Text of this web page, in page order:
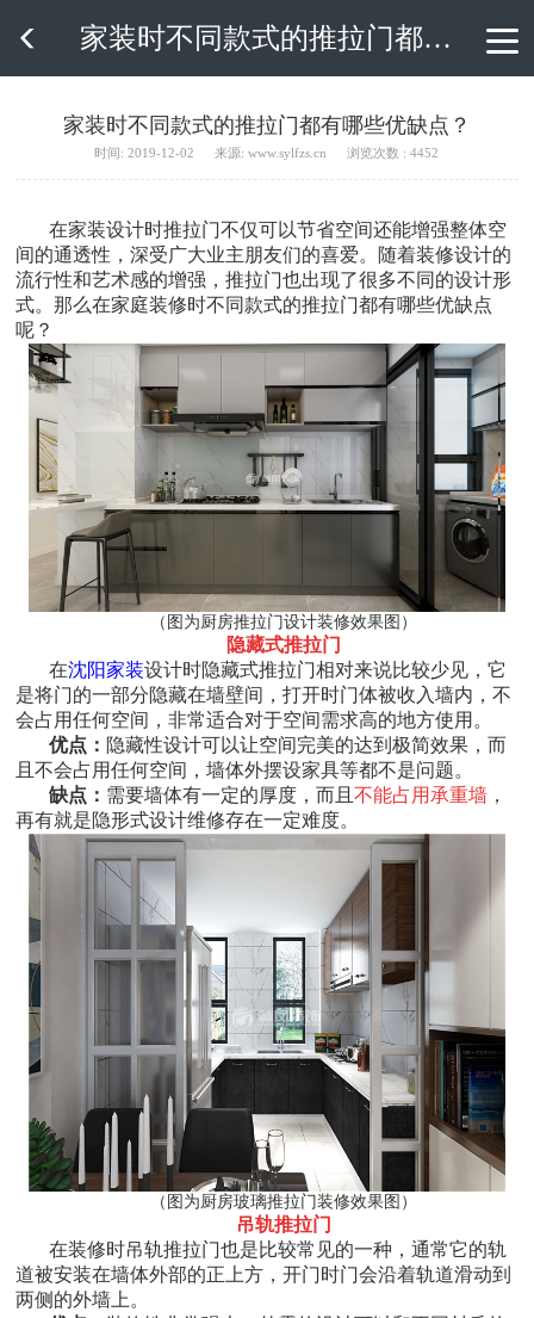
 家装时不同款式的推拉门都有哪些优缺点？
家装时不同款式的推拉门都有哪些优缺点？
时间: 2019-12-02 来源: www.sylfzs.cn 浏览次数 : 4452
在家装设计时推拉门不仅可以节省空间还能增强整体空
间的通透性，深受广大业主朋友们的喜爱。随着装修设计的
流行性和艺术感的增强，推拉门也出现了很多不同的设计形
式。那么在家庭装修时不同款式的推拉门都有哪些优缺点
呢？
（图为厨房推拉门设计装修效果图）
隐藏式推拉门
在沈阳家装设计时隐藏式推拉门相对来说比较少见，它
是将门的一部分隐藏在墙壁间，打开时门体被收入墙内，不
会占用任何空间，非常适合对于空间需求高的地方使用。
优点： 隐藏性设计可以让空间完美的达到极简效果，而
且不会占用任何空间，墙体外摆设家具等都不是问题。
缺点： 需要墙体有一定的厚度，而且不能占用承重墙 ，
再有就是隐形式设计维修存在一定难度。
（图为厨房玻璃推拉门装修效果图）
吊轨推拉门
在装修时吊轨推拉门也是比较常见的一种，通常它的轨
道被安装在墙体外部的正上方，开门时门会沿着轨道滑动到
两侧的外墙上。